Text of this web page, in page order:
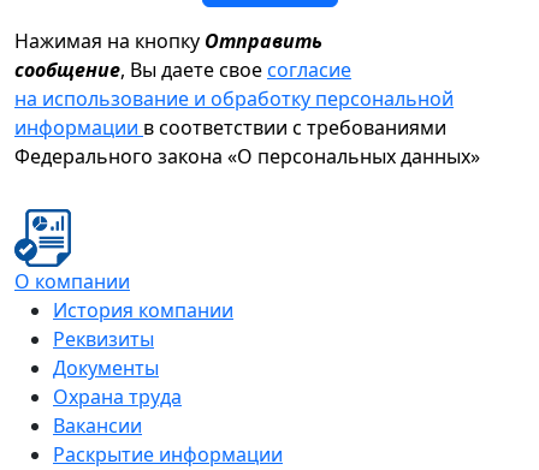
Нажимая на кнопку Отправить
сообщение, Вы даете своесогласие
на использование и обработку персональной
информации в соответствии с требованиями
Федерального закона «О персональных данных»
О компании
История компании
Реквизиты
Документы
Охрана труда
Вакансии
Раскрытие информации